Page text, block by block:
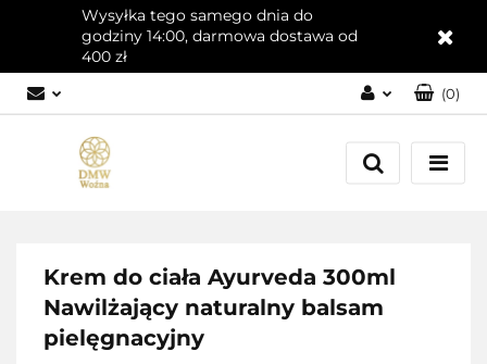
Wysyłka tego samego dnia do
godziny 14:00, darmowa dostawa od
400 zł
Zaloguj się
Załóż konto
(0)
Krem do ciała Ayurveda 300ml
Nawilżający naturalny balsam
pielęgnacyjny